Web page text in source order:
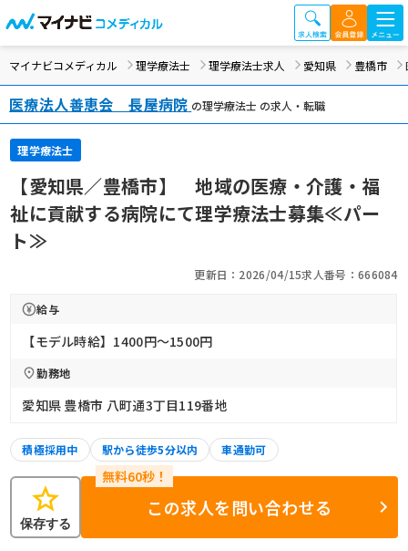
マイナビコメディカル 理学療法士 理学療法士求人 愛知県 豊橋市
医療法人善恵会 長屋病院 の理学療法士 の求人・転職
理学療法士
【愛知県／豊橋市】 地域の医療・介護・福
祉に貢献する病院にて理学療法士募集≪パー
ト≫
更新日：2026/04/15求人番号：666084
給与
【モデル時給】1400円〜1500円
勤務地
愛知県 豊橋市 八町通3丁目119番地
積極採用中 駅から徒歩5分以内 車通勤可
star
保存する
この求人を問い合わせる